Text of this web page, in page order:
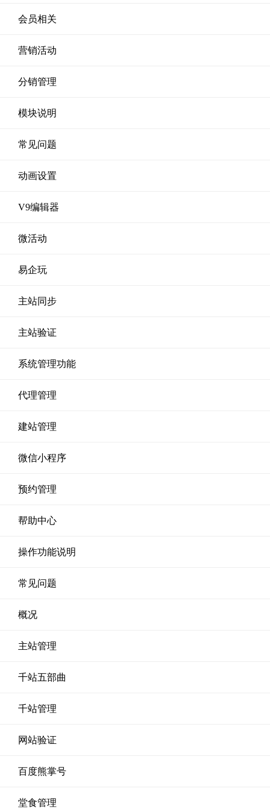
会员相关
营销活动
分销管理
模块说明
常见问题
动画设置
V9编辑器
微活动
易企玩
主站同步
主站验证
系统管理功能
代理管理
建站管理
微信小程序
预约管理
帮助中心
操作功能说明
常见问题
概况
主站管理
千站五部曲
千站管理
网站验证
百度熊掌号
堂食管理